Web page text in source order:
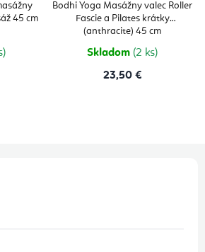
45 cm
Bodhi Yoga Masážny valec Roller
Fascie a Pilates krátky
(anthracite) 45 cm
Skladom (2 ks)
23,50 €